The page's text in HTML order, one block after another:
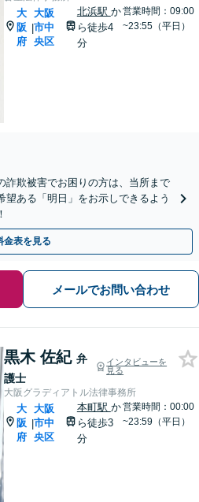
大
阪
府
|
大阪
市中
央区
北浜駅 か
ら徒歩4
分
営業時間：09:00
~23:55（平日）
詐欺被害でお困りの方は、当所まで
望ある「明日」をお示しできるよう
金表を見る
メールでお問い合わせ
黒木 佐紀 弁
護士
インタビューを
見る
大阪グラディアトル法律事務所
大
阪
府
|
大阪
市中
央区
本町駅 か
ら徒歩3
分
営業時間：00:00
~23:59（平日）